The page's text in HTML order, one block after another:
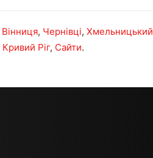
Вінниця, Чернівці, Хмельницький
Кривий Ріг, Сайти.